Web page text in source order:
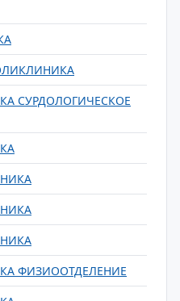
СУРДОЛОГИЧЕСКОЕ
ФИЗИООТДЕЛЕНИЕ